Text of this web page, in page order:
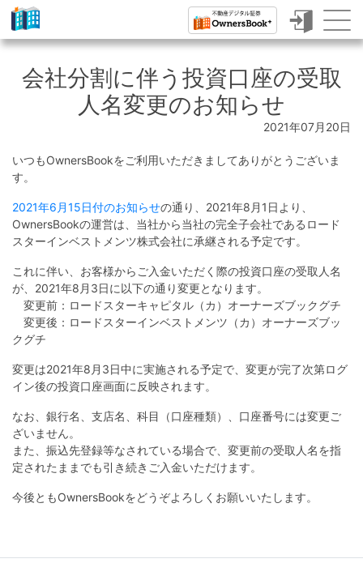
ク
ラ
ウ
フ
ァ
ン
デ
ン
グ
で
不
動
産
投
資
OwnersBook
会社分割に伴う投資口座の受取
人名変更のお知らせ
2021年07月20日
いつもOwnersBookをご利用いただきましてありがとうございま
す。
2021年6月15日付のお知らせの通り、2021年8月1日より、
OwnersBookの運営は、当社から当社の完全子会社であるロード
スターインベストメンツ株式会社に承継される予定です。
これに伴い、お客様からご入金いただく際の投資口座の受取人名
が、2021年8月3日に以下の通り変更となります。
変更前：ロードスターキャピタル（カ）オーナーズブックグチ
変更後：ロードスターインベストメンツ（カ）オーナーズブッ
クグチ
変更は2021年8月3日中に実施される予定で、変更が完了次第ログ
イン後の投資口座画面に反映されます。
なお、銀行名、支店名、科目（口座種類）、口座番号には変更ご
ざいません。
また、振込先登録等なされている場合で、変更前の受取人名を指
定されたままでも引き続きご入金いただけます。
今後ともOwnersBookをどうぞよろしくお願いいたします。